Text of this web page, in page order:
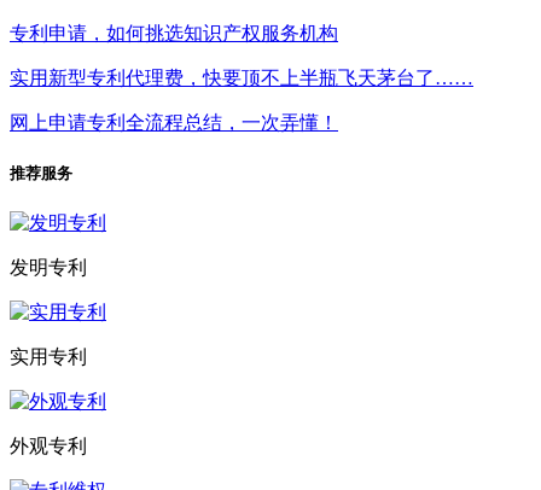
专利申请，如何挑选知识产权服务机构
实用新型专利代理费，快要顶不上半瓶飞天茅台了……
网上申请专利全流程总结，一次弄懂！
推荐服务
发明专利
实用专利
外观专利